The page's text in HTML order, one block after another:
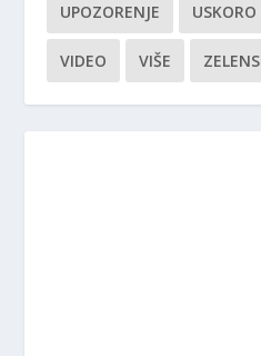
UPOZORENJE USKORO
VIDEO VIŠE